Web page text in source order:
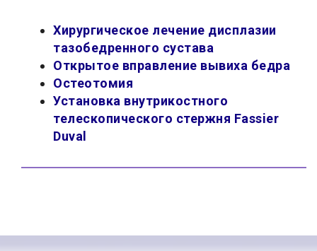
Хирургическое лечение дисплазии
тазобедренного сустава
Открытое вправление вывиха бедра
Остеотомия
Установка внутрикостного
телескопического стержня Fassier
Duval